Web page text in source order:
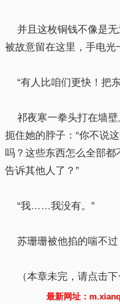
并且这枚铜钱不像是无
被故意留在这里，手电光
“有人比咱们更快！把
祁夜寒一拳头打在墙壁
扼住她的脖子：“你不说
吗？这些东西怎么全部
告诉其他人了？”
“我……我没有。”
苏珊珊被他掐的喘不过
（本章未完，请点击下
最新网址：